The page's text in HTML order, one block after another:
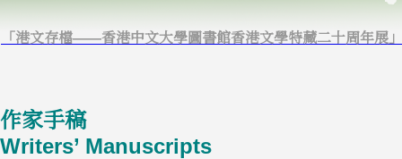
「港文存檔——香港中文大學圖書館香港文學特藏二十周年展」
作家手稿
Writers’ Manuscripts